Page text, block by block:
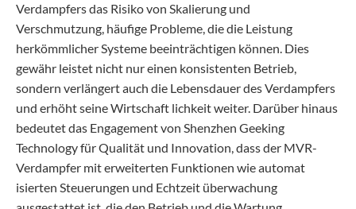
Verdampfers das Risiko von Skalierung und
Verschmutzung, häufige Probleme, die die Leistung
herkömmlicher Systeme beeinträchtigen können. Dies
gewähr leistet nicht nur einen konsistenten Betrieb,
sondern verlängert auch die Lebensdauer des Verdampfers
und erhöht seine Wirtschaft lichkeit weiter. Darüber hinaus
bedeutet das Engagement von Shenzhen Geeking
Technology für Qualität und Innovation, dass der MVR-
Verdampfer mit erweiterten Funktionen wie automat
isierten Steuerungen und Echtzeit überwachung